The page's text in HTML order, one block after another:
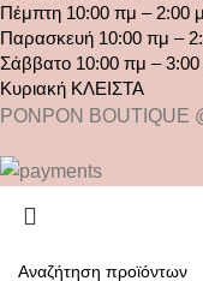
Πέμπτη 10:00 πμ – 2:00
Παρασκευή 10:00 πμ –
Σάββατο 10:00 πμ –
Κυριακή ΚΛΕΙΣΤΑ
PONPON BOUTIQUE